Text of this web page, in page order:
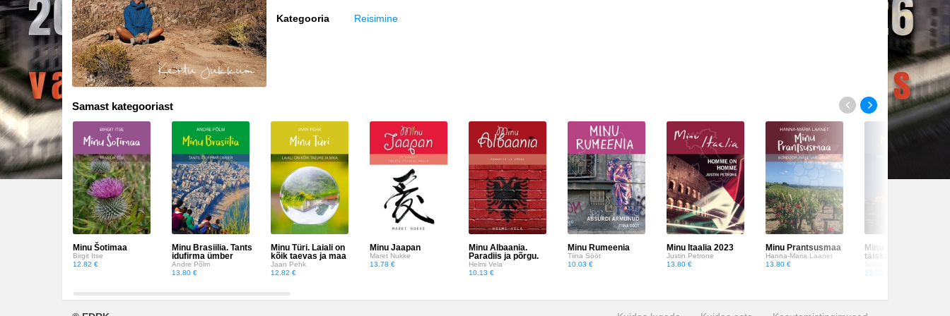
Disain
Eesti autorid
Eneseabi ja vaimsus
Erootika
Esoteerika
Etenduskunstid
Fantaasia
Filosoofia ja eetika
Fotograafia
Kategooria
Reisimine
Samast kategooriast
Minu Šotimaa
Birgit Itse
12.82 €
Minu Brasiilia. Tants
idufirma ümber
Andre Põlm
13.80 €
Minu Türi. Laiali on
kõik taevas ja maa
Jaan Pehk
12.82 €
Minu Jaapan
Maret Nukke
13.78 €
Minu Albaania.
Paradiis ja põrgu.
Helmi Vela
10.13 €
Minu Rumeenia
Tiina Sööt
10.03 €
Minu Itaalia 2023
Justin Petrone
13.80 €
Minu Prantsusmaa
Hanna-Maria Laanet
13.80 €
Minu Türgi. Tantsud
täiskuu valguses
13.80 €